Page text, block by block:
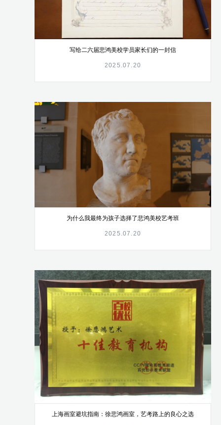
写给二六届悲鸿美校学员家长们的一封信
2025.07.20
为什么我最终为孩子选择了悲鸿美校艺考班
2025.07.20
上海画室避坑指南：徐悲鸿画室，艺考路上的良心之选